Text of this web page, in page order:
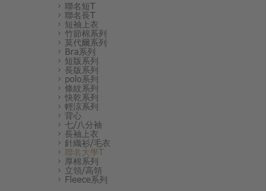
聯名短T
聯名長T
短袖上衣
竹節棉系列
莫代爾系列
Bra系列
短版系列
長版系列
polo系列
條紋系列
快乾系列
輕涼系列
背心
七/八分袖
長袖上衣
針織衫/毛衣
聯名大學T
厚棉系列
立領/高領
Fleece系列